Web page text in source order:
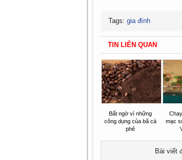
Tags: gia đình
TIN LIÊN QUAN
Bất ngờ vì những
công dụng của bã cà
phê
mạc
Bài viết